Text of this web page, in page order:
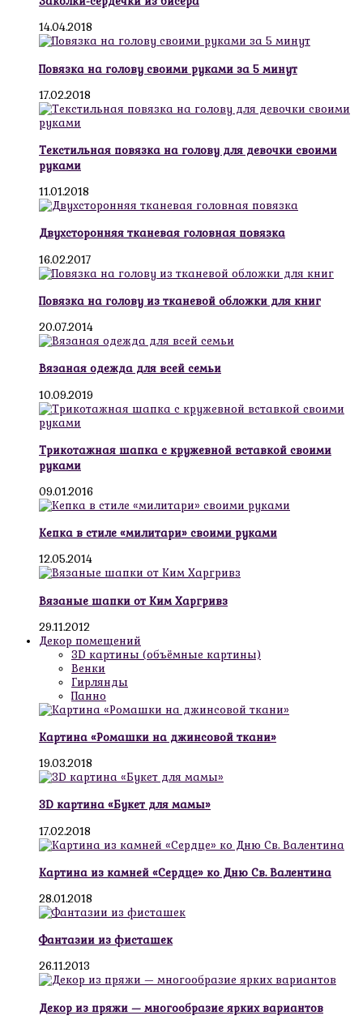
14.04.2018
Повязка на голову своими руками за 5 минут
17.02.2018
Текстильная повязка на голову для девочки своими
руками
11.01.2018
Двухсторонняя тканевая головная повязка
16.02.2017
Повязка на голову из тканевой обложки для книг
20.07.2014
Вязаная одежда для всей семьи
10.09.2019
Трикотажная шапка с кружевной вставкой своими
руками
09.01.2016
Кепка в стиле «милитари» своими руками
12.05.2014
Вязаные шапки от Ким Харгривз
29.11.2012
Декор помещений
3D картины (объёмные картины)
Венки
Гирлянды
Панно
Картина «Ромашки на джинсовой ткани»
19.03.2018
3D картина «Букет для мамы»
17.02.2018
Картина из камней «Сердце» ко Дню Св. Валентина
28.01.2018
Фантазии из фисташек
26.11.2013
Декор из пряжи — многообразие ярких вариантов